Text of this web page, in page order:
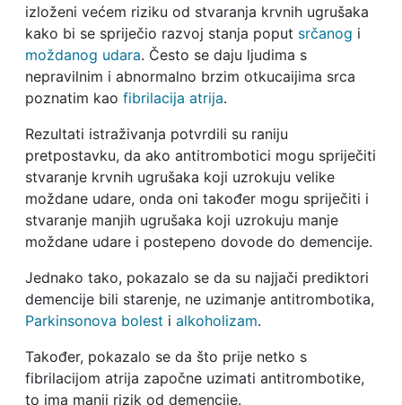
izloženi većem riziku od stvaranja krvnih ugrušaka
kako bi se spriječio razvoj stanja poput srčanog i
moždanog udara. Često se daju ljudima s
nepravilnim i abnormalno brzim otkucaijima srca
poznatim kao fibrilacija atrija.
Rezultati istraživanja potvrdili su raniju
pretpostavku, da ako antitrombotici mogu spriječiti
stvaranje krvnih ugrušaka koji uzrokuju velike
moždane udare, onda oni također mogu spriječiti i
stvaranje manjih ugrušaka koji uzrokuju manje
moždane udare i postepeno dovode do demencije.
Jednako tako, pokazalo se da su najjači prediktori
demencije bili starenje, ne uzimanje antitrombotika,
Parkinsonova bolest i alkoholizam.
Također, pokazalo se da što prije netko s
fibrilacijom atrija započne uzimati antitrombotike,
to ima manji rizik od demencije.